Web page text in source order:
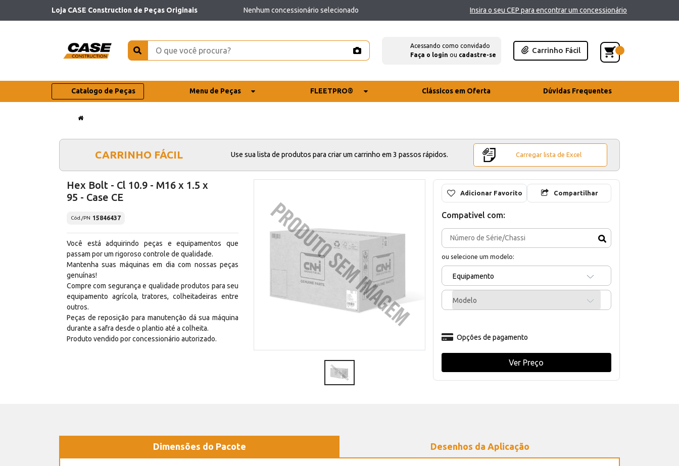
Loja CASE Construction de Peças Originais Nenhum concessionário selecionado Insira o seu CEP para encontrar um concessionário
Acessando como convidado
Faça o login ou cadastre-se
Carrinho Fácil
Catalogo de Peças Menu de Peças FLEETPRO® Clássicos em Oferta Dúvidas Frequentes
CARRINHO FÁCIL Use sua lista de produtos para criar um carrinho em 3 passos rápidos. Carregar lista de Excel
Hex Bolt - Cl 10.9 - M16 x 1.5 x
95 - Case CE
Cód./PN 15846437
Você está adquirindo peças e equipamentos que
passam por um rigoroso controle de qualidade.
Mantenha suas máquinas em dia com nossas peças
genuínas!
Compre com segurança e qualidade produtos para seu
equipamento agrícola, tratores, colheitadeiras entre
outros.
Peças de reposição para manutenção dá sua máquina
durante a safra desde o plantio até a colheita.
Produto vendido por concessionário autorizado.
Adicionar Favorito Compartilhar
Compativel com:
ou selecione um modelo:
Equipamento
Modelo
Opções de pagamento
Ver Preço
Dimensões do Pacote Desenhos da Aplicação